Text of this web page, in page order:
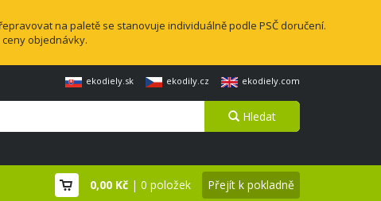
na paletě se stanovuje individuálně podle PSČ doručení.
objednávky.
ekodiely.sk ekodily.cz ekodiely.com
Hledat
0,00 Kč | 0 položek Přejít k pokladně